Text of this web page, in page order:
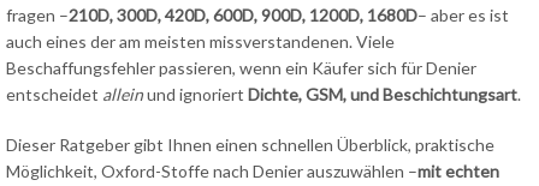
fragen –210D, 300D, 420D, 600D, 900D, 1200D, 1680D– aber es ist
auch eines der am meisten missverstandenen. Viele
Beschaffungsfehler passieren, wenn ein Käufer sich für Denier
entscheidet alleinund ignoriert Dichte, GSM, und Beschichtungsart.
Dieser Ratgeber gibt Ihnen einen schnellen Überblick, praktische
Möglichkeit, Oxford-Stoffe nach Denier auszuwählen –mit echten